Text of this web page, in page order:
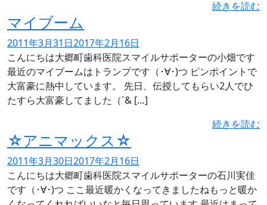
続きを読む
マイブーム
2011年3月31日2017年2月16日
こんにちは大郷町歯科医院スマイルサポーターの小畑です
最近のマイブームはトランプです（･∀･)つ ピンポイントで
大富豪に熱中しています。 先日、伝授してもらい2人でひ
たすら大富豪してました（´& […]
続きを読む
☆アニマックス☆
2011年3月30日2017年2月16日
こんにちは大郷町歯科医院スマイルサポーターの石川実佳
です（･∀･)つ ここ最近暖かくなってきましたねもっと暖か